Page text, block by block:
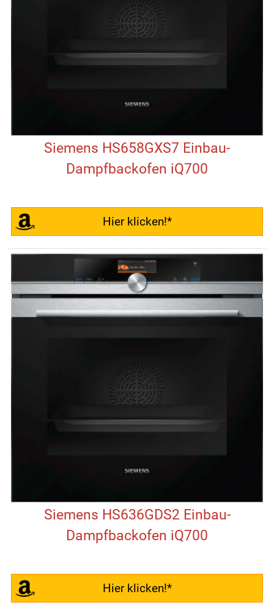
Siemens HS658GXS7 Einbau-
Dampfbackofen iQ700
Hier klicken!*
Siemens HS636GDS2 Einbau-
Dampfbackofen iQ700
Hier klicken!*